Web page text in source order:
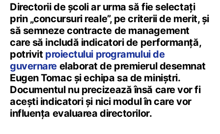
Directorii de școli ar urma să fie selectați
prin „concursuri reale”, pe criterii de merit, și
să semneze contracte de management
care să includă indicatori de performanță,
potrivit proiectului programului de
guvernare elaborat de premierul desemnat
Eugen Tomac și echipa sa de miniștri.
Documentul nu precizează însă care vor fi
acești indicatori și nici modul în care vor
influența evaluarea directorilor.